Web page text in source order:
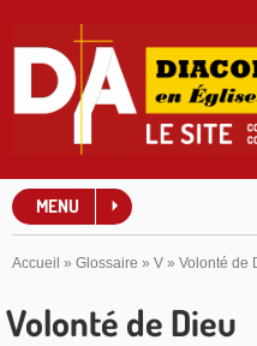
MENU
Accueil » Glossaire » V » Volonté de
Volonté de Dieu